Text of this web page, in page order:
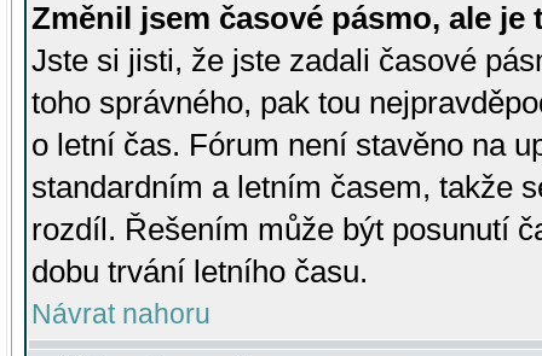
Změnil jsem časové pásmo, ale je
Jste si jisti, že jste zadali časové
toho správného, pak tou
o letní čas. Fórum není stavěno na
standardním a letním časem, takže
rozdíl. Řešením může být posunutí
dobu trvání letního času.
Návrat nahoru